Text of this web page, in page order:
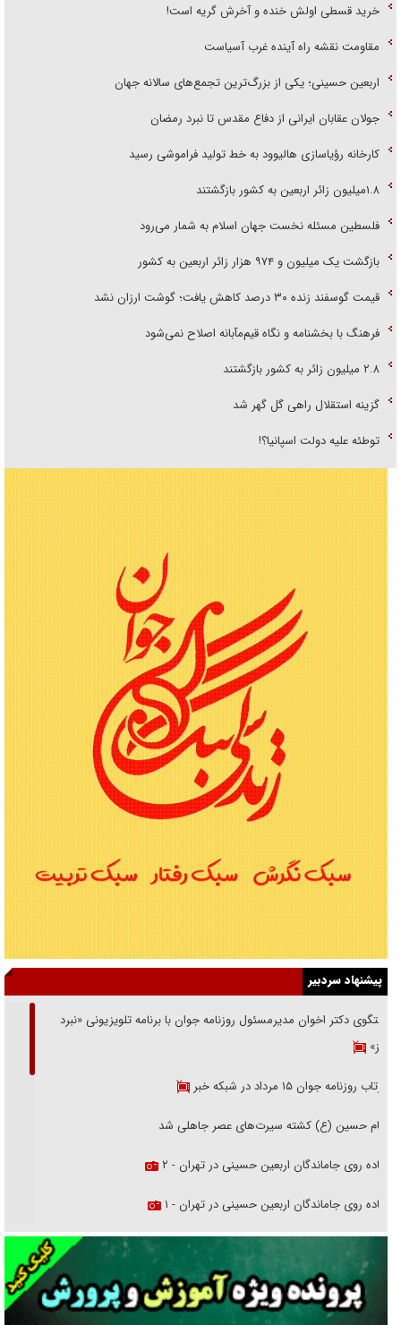
خرید قسطی اولش خنده و آخرش گریه است!
مقاومت نقشه راه آینده غرب آسیاست
اربعین حسینی؛ یکی از بزرگ‌ترین تجمع‌های سالانه جهان
جولان عقابان ایرانی از دفاع مقدس تا نبرد رمضان
کارخانه رؤیاسازی هالیوود به خط تولید فراموشی رسید
۱.۸میلیون زائر اربعین به کشور بازگشتند
فلسطین مسئله نخست جهان اسلام به شمار می‌رود
بازگشت یک میلیون و ۹۷۴ هزار زائر اربعین به کشور
قیمت گوسفند زنده ۳۰ درصد کاهش یافت؛ گوشت ارزان نشد
فرهنگ با بخشنامه و نگاه قیم‌مآبانه اصلاح نمی‌شود
۲.۸ میلیون زائر به کشور بازگشتند
گزینه استقلال راهی گل گهر شد
توطئه علیه دولت اسپانیا؟!
پیشنهاد سردبیر
گفتگوی دکتر اخوان مدیرمسئول روزنامه جوان با برنامه تلویزیونی «نبرد
هرمز»
بازتاب روزنامه جوان ۱۵ مرداد در شبکه خبر
امام حسین (ع) کشته سیرت‌های عصر جاهلی شد
پیاده روی جاماندگان اربعین حسینی در تهران - ۲
پیاده روی جاماندگان اربعین حسینی در تهران - ۱
فریاد‌ها و ناله‌های دوستان مبارزدلم را آتش می‌زد
تغییر رویه دشمن در ترور از شیخ فضل‌الله تا مصباح یزدی